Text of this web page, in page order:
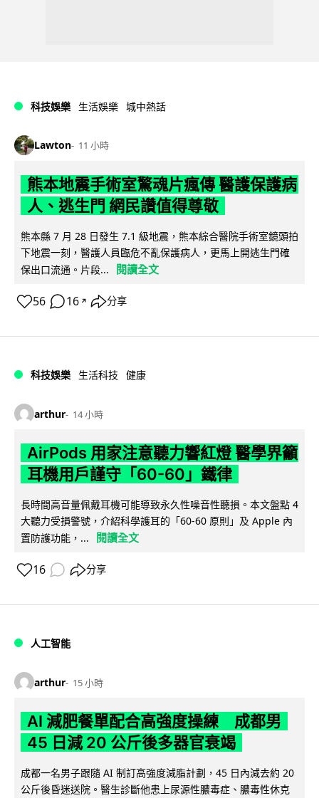
科技娛樂 生活娛樂 城中熱話
Lawton 11 小時
熊本地震手術室驚魂片瘋傳 醫護保護病
人、逃生門 網民讚值得尊敬
熊本縣 7 月 28 日發生 7.1 級地震，熊本綜合醫院手術室鏡頭拍
下地震一刻，醫護人員臨危不亂保護病人，更馬上開逃生門確
保出口流通。片段...
閱讀全文
56 16 ↗ 分享
科技娛樂 生活科技 健康
arthur 14 小時
AirPods 用家注意聽力響紅燈 醫學界籲
耳機用戶謹守「60-60」鐵律
長時間高音量佩戴耳機可能導致永久性噪音性聽損。本文盤點 4
大聽力受損警號，介紹科學護耳的「60-60 原則」及 Apple 內
置防護功能，...
閱讀全文
16 分享
人工智能
arthur 15 小時
AI 減肥餐單配合高強度操練 成都男
45 日減 20 公斤後多器官衰竭
成都一名男子跟隨 AI 制訂高強度減脂計劃，45 日內減去約 20
公斤後昏迷送院。醫生診斷他患上尿源性膿毒症、膿毒性休克